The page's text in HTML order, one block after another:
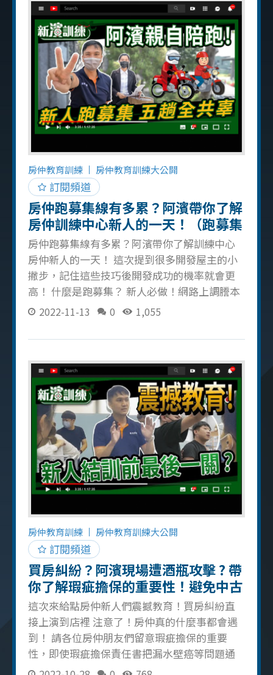
你！ 判斷拜訪屋主的時間：拜訪屋主時剛好遇
到對方在忙，下一次可以避開當下的時間（例
如今天下午 3 點遇到屋主沒空理你，改天可以
挑早上的時間拜訪）。 觀察屋主的習慣，並將
觀察到的習慣當成話題延伸（例如發現屋主有
抽菸的話下次可以帶包一樣的菸給他，代表你
有在關注屋主。但前提是你也有在抽菸！不能
勉強自己）。 遇到不想讓你賣、開發失敗的屋
主，可以嘗試用「差異化」的方式取得屋主信
任，之前有寫過一篇雞蛋開發信的文章，可以
去看看。 跑募集線又苦又累，但這是每位房仲
新人都必須做的事，沒被屋主拒絕是你幸運或
經驗值已達到MAX，被拒絕的話是人之常情！
所以跑募集時心態夠穩，能夠得到的經驗就越
多。透過這支影片也傳授給大家一些跑
房仲教育訓練 房仲教育訓練大公開
訂閱頻道
房仲跑募集線有多累？阿濱帶你了解
房仲訓練中心新人的一天！（跑募集
機車篇上集）
房仲跑募集線有多累？阿濱帶你了解訓練中心
房仲新人的一天！ 這次提到很多開發屋主的小
撇步，記住這些技巧後開發成功的機率就會更
高！ 什麼是跑募集？ 新人必做！網路上調謄本
後再整理目前有在賣的房子，要到現場反開
（關於如何寫開發信可以看這篇）。 讓屋主記
子，例如可以拍開箱影片幫他曝光，盡量做出
房仲差異化。 和屋主建立好關係，感覺到和屋
主磁場對了的話就絕對不能錯過他！ 就算開發
的物件已經售出也要抱著「長期培養關係」的
心態，留下屋主以後會回頭找你的機會。 如果
屋主不在的話，可以買一杯飲料和開發信一起
放在櫃檯，讓對方對你產生好奇。 加屋主的
FB，增加和對方的聯絡方式，也可以利用社群
平台有效客戶經營。 不講太多專業、以「服
務」為導向，當一個可以傾聽屋主心裡話的房
仲，慢慢打開屋主的心房。 開發屋主不是彈指
就能成功，需要慢慢建立關係、經營感情，取
得屋主的信任和破解心房之後就會增加讓屋主
找你為他服務的機會！ 房仲是倒吃甘蔗的行
業，需要慢慢經營自
2022-11-13 0 1,055
房仲教育訓練 房仲教育訓練大公開
訂閱頻道
買房糾紛？阿濱現場遭酒瓶攻擊 ? 帶
你了解瑕疵擔保的重要性！避免中古
屋糾紛
這次來給點房仲新人們震撼教育！買房糾紛直
接上演到店裡 注意了！房仲真的什麼事都會遇
到！ 請各位房仲朋友們留意瑕疵擔保的重要
性，即使瑕疵擔保責任書把漏水壁癌等問題通
通寫上，還是會有客戶不理性找上門的問題 儘